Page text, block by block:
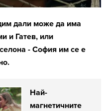
дали може да има
и Гатев, или
- София им се е
Най-
магнетичните